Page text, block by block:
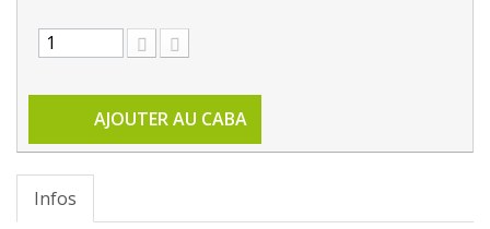
AJOUTER AU CABA
Infos